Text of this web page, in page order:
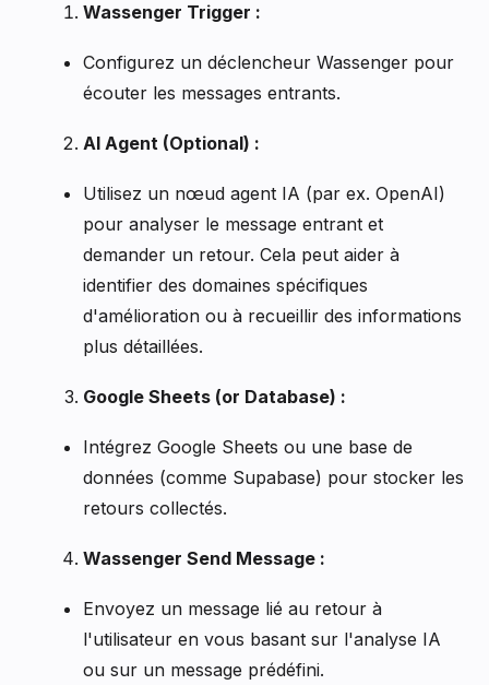
Wassenger Trigger :
Configurez un déclencheur Wassenger pour
écouter les messages entrants.
AI Agent (Optional) :
Utilisez un nœud agent IA (par ex. OpenAI)
pour analyser le message entrant et
demander un retour. Cela peut aider à
identifier des domaines spécifiques
d'amélioration ou à recueillir des informations
plus détaillées.
Google Sheets (or Database) :
Intégrez Google Sheets ou une base de
données (comme Supabase) pour stocker les
retours collectés.
Wassenger Send Message :
Envoyez un message lié au retour à
l'utilisateur en vous basant sur l'analyse IA
ou sur un message prédéfini.